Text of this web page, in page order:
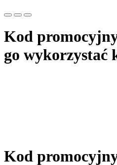
Kod
go wykorzystać
Kod